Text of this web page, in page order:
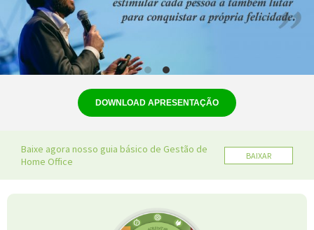
DOWNLOAD APRESENTAÇÃO
Baixe agora nosso guia básico de Gestão de
Home Office
BAIXAR